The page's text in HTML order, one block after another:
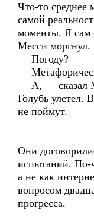
Что-то среднее
самой
моменты. Я сам
Месси моргнул.
— Погоду?
—
— А, — сказал
Голубь улетел.
не поймут.
Они
испытаний. По-
а не как
вопросом
прогресса.